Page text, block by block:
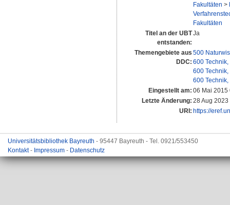
Fakultäten >
Fakultäten
Titel an der UBT
entstanden:
Ja
Themengebiete aus
DDC:
500
600
600
600
Eingestellt am: 06 Mai 2015
Letzte Änderung: 28 Aug 2023
URI: https://
Universitätsbibliothek Bayreuth - 95447 Bayreuth - Tel. 0921/553450
Kontakt- Impressum - Datenschutz